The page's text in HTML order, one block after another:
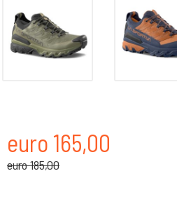
euro 165,00
euro 185,00